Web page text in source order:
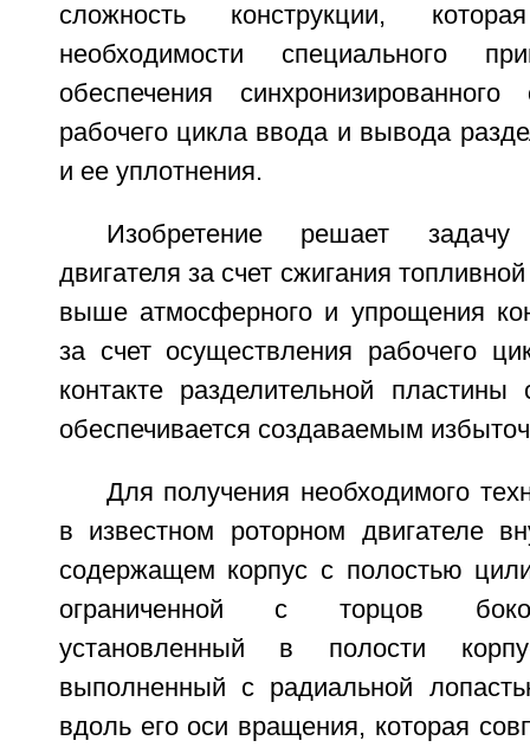
сложность конструкции,
необходимости специального
обеспечения
рабочего цикла ввода и вывода
и ее уплотнения.
Изобретение решает
двигателя за счет сжигания
выше атмосферного и упрощения
за счет осуществления рабочего
контакте разделительной
обеспечивается создаваемым
Для получения необходимого
в известном роторном двигателе
содержащем корпус с полостью
ограниченной с торцов
установленный в полости
выполненный с радиальной
вдоль его оси вращения, которая